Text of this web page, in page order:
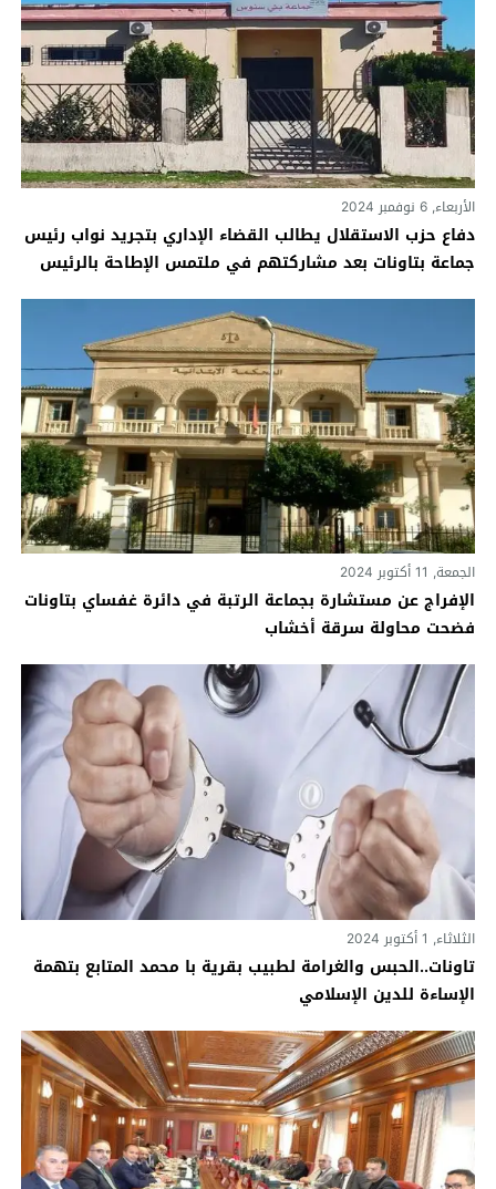
الأربعاء, 6 نوفمبر 2024
دفاع حزب الاستقلال يطالب القضاء الإداري بتجريد نواب رئيس
جماعة بتاونات بعد مشاركتهم في ملتمس الإطاحة بالرئيس‎
الجمعة, 11 أكتوبر 2024
الإفراج عن مستشارة بجماعة الرتبة في دائرة غفساي بتاونات
فضحت محاولة سرقة أخشاب
الثلاثاء, 1 أكتوبر 2024
تاونات..الحبس والغرامة لطبيب بقرية با محمد المتابع بتهمة
الإساءة للدين الإسلامي‎